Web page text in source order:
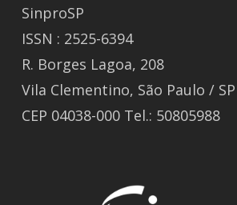
SinproSP
ISSN : 2525-6394
R. Borges Lagoa, 208
Vila Clementino, São Paulo / SP
CEP 04038-000 Tel.: 50805988